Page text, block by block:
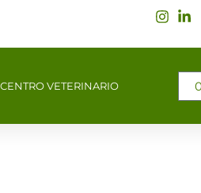
CENTRO VETERINARIO